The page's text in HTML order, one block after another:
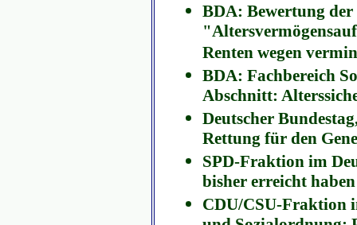
BDA: Bewertung
Renten wegen
BDA: Fachbereich
Abschnitt:
Deutscher
Rettung für den
SPD-Fraktion im
bisher erreicht
CDU/CSU-Fraktion